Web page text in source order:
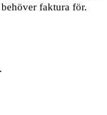
faktura för.
.